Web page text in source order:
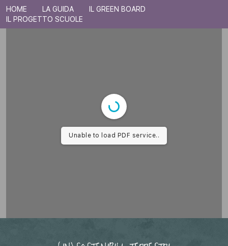
HOME LA GUIDA
IL GREEN BOARD
IL PROGETTO SCUOLE
Unable to load PDF service..